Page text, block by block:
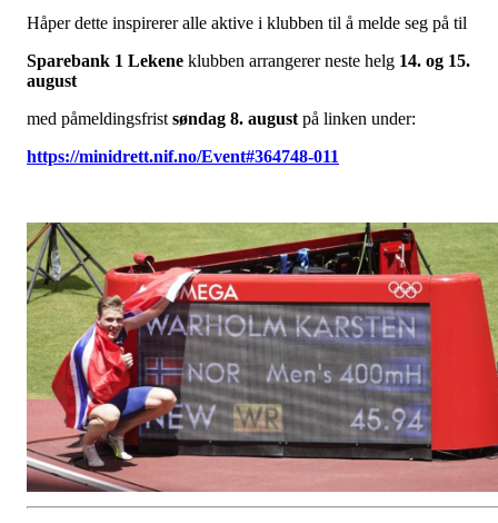
Håper dette inspirerer alle aktive i klubben til å melde seg på til
Sparebank 1 Lekene klubben arrangerer neste helg 14. og 15.
august
med påmeldingsfrist søndag 8. august på linken under:
https://minidrett.nif.no/Event#364748-011